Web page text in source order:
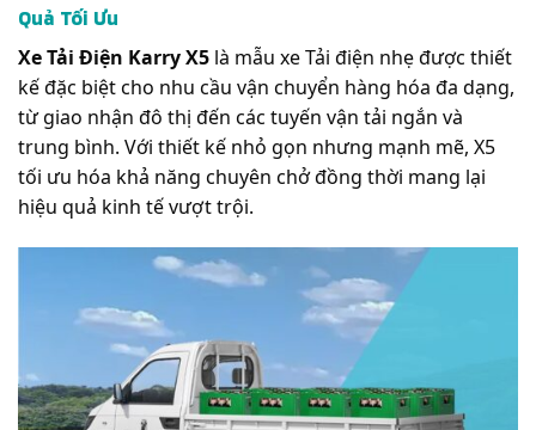
Quả Tối Ưu
Xe Tải Điện Karry X5 là mẫu xe Tải điện nhẹ được thiết
kế đặc biệt cho nhu cầu vận chuyển hàng hóa đa dạng,
từ giao nhận đô thị đến các tuyến vận tải ngắn và
trung bình. Với thiết kế nhỏ gọn nhưng mạnh mẽ, X5
tối ưu hóa khả năng chuyên chở đồng thời mang lại
hiệu quả kinh tế vượt trội.